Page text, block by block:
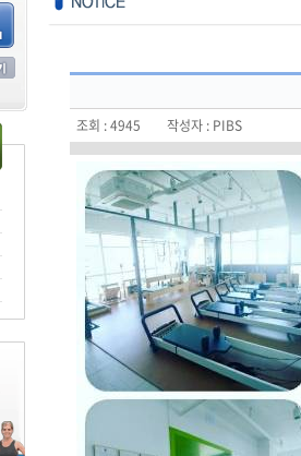
조회 : 4945 작성자 : PIBS